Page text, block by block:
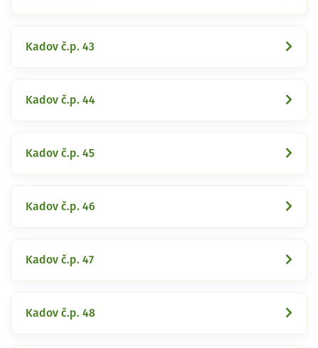
Kadov č.p. 43
Kadov č.p. 44
Kadov č.p. 45
Kadov č.p. 46
Kadov č.p. 47
Kadov č.p. 48